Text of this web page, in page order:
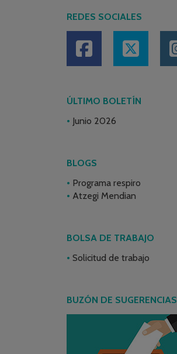
REDES SOCIALES
ÚLTIMO BOLETÍN
Junio 2026
BLOGS
Programa respiro
Atzegi Mendian
BOLSA DE TRABAJO
Solicitud de trabajo
BUZÓN DE SUGERENCIAS